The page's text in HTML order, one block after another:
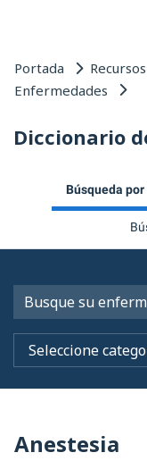
Portada
Enfermedades
Diccionario
Búsqueda
Anestesia